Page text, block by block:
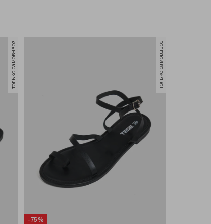
только самовывоз
-75%
только самовывоз